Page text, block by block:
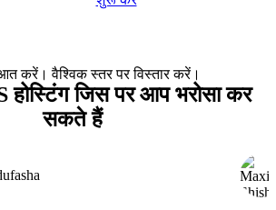
जिस पर आप भरोसा कर
सकते हैं